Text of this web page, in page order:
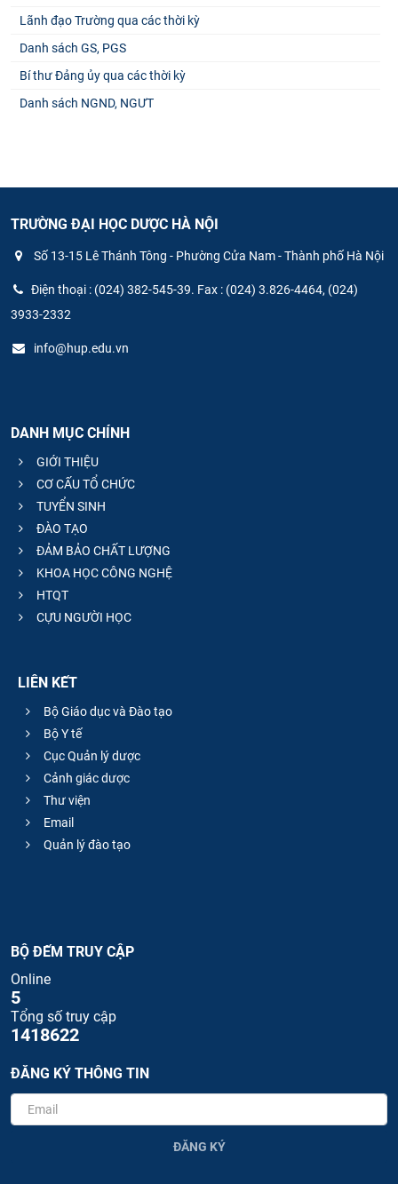
Lãnh đạo Trường qua các thời kỳ
Danh sách GS, PGS
Bí thư Đảng ủy qua các thời kỳ
Danh sách NGND, NGƯT
TRƯỜNG ĐẠI HỌC DƯỢC HÀ NỘI
Số 13-15 Lê Thánh Tông - Phường Cửa Nam - Thành phố Hà Nội
Điện thoại : (024) 382-545-39. Fax : (024) 3.826-4464, (024)
3933-2332
info@hup.edu.vn
DANH MỤC CHÍNH
GIỚI THIỆU
CƠ CẤU TỔ CHỨC
TUYỂN SINH
ĐÀO TẠO
ĐẢM BẢO CHẤT LƯỢNG
KHOA HỌC CÔNG NGHỆ
HTQT
CỰU NGƯỜI HỌC
LIÊN KẾT
Bộ Giáo dục và Đào tạo
Bộ Y tế
Cục Quản lý dược
Cảnh giác dược
Thư viện
Email
Quản lý đào tạo
BỘ ĐẾM TRUY CẬP
Online
5
Tổng số truy cập
1418622
ĐĂNG KÝ THÔNG TIN
ĐĂNG KÝ